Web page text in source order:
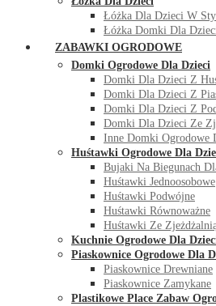
Łóżka Dla Dzieci W
Łóżka Domki Dla
ZABAWKI OGRODOWE
Domki Ogrodowe Dla Dzieci
Domki Dla Dzieci Z
Domki Dla Dzieci Z
Domki Dla Dzieci Z
Domki Dla Dzieci Ze
Inne Domki Ogrodowe
Huśtawki Ogrodowe Dla
Bujaki Na Biegunach
Huśtawki Jednoosobowe
Huśtawki Podwójne
Huśtawki Równoważne
Huśtawki Ze
Kuchnie Ogrodowe Dla
Piaskownice Ogrodowe Dla
Piaskownice Drewniane
Piaskownice Zamykane
Plastikowe Place Zabaw